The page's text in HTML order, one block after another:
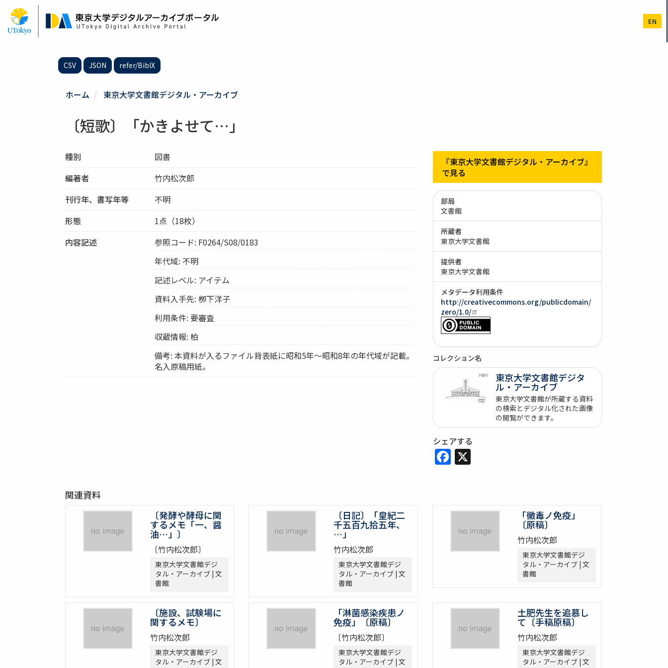
ン
EN
CSV JSON refer/BibIX
ホーム 東京大学文書館デジタル・アーカイブ
〔短歌〕「かきよせて…」
種別
図書
編著者
竹内松次郎
刊行年、書写年等
不明
形態
1点（18枚）
内容記述
参照コード: F0264/S08/0183
年代域: 不明
記述レベル: アイテム
資料入手先: 栁下洋子
利用条件: 要審査
収蔵情報: 柏
備考: 本資料が入るファイル背表紙に昭和5年～昭和8年の年代域が記載。
名入原稿用紙。
『東京大学文書館デジタル・アーカイブ』
で見る
部局
文書館
所蔵者
東京大学文書館
提供者
東京大学文書館
メタデータ利用条件
http://creativecommons.org/publicdomain/
zero/1.0/
コレクション名
東京大学文書館デジタ
ル・アーカイブ
東京大学文書館が所蔵する資料
の検索とデジタル化された画像
の閲覧ができます。
シェアする
Facebook
X
関連資料
〔発酵や酵母に関
するメモ「一、醤
油…」〕
〔竹内松次郎〕
東京大学文書館デジ
タル・アーカイブ | 文
書館
〔日記〕「皇紀二
千五百九拾五年、
…」
竹内松次郎
東京大学文書館デジ
タル・アーカイブ | 文
書館
「黴毒ノ免疫」
〔原稿〕
竹内松次郎
東京大学文書館デジ
タル・アーカイブ | 文
書館
〔施設、試験場に
関するメモ〕
竹内松次郎
東京大学文書館デジ
タル・アーカイブ | 文
「淋菌感染疾患ノ
免疫」〔原稿〕
〔竹内松次郎〕
東京大学文書館デジ
タル・アーカイブ | 文
土肥先生を追慕し
て〔手稿原稿〕
竹内松次郎
東京大学文書館デジ
タル・アーカイブ | 文